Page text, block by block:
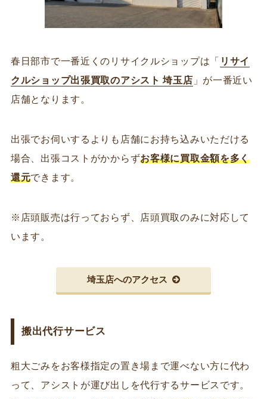
春日部市で一番近くのリサイクルショップは「
リサイ
クルショップ出張買取のアシスト 埼玉店 」が一番近い
店舗となります。
出張でお伺いするよりも店舗にお持ち込みいただける
場合、出張コストがかからずお客様に買取金額を多く
還元できます。
※店頭販売は行っておらず、店頭買取のみに対応して
います。
埼玉店へのアクセス
搬出代行サービス
粗大ごみをお客様指定の置き場まで運べない方に代わ
って、アシストが運び出しを代行するサービスです。